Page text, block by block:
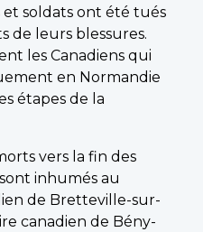
et soldats ont été tués
de leurs blessures.
les Canadiens qui
en Normandie
étapes de la
vers la fin des
inhumés au
de Bretteville-sur-
canadien de Bény-